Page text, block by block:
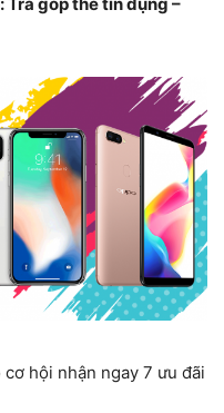
hội nhận ngay 7 ưu đãi